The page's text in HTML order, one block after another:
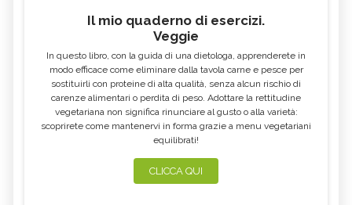
Il mio quaderno di esercizi.
Veggie
In questo libro, con la guida di una dietologa, apprenderete in
modo efficace come eliminare dalla tavola carne e pesce per
sostituirli con proteine di alta qualità, senza alcun rischio di
carenze alimentari o perdita di peso. Adottare la rettitudine
vegetariana non significa rinunciare al gusto o alla varietà:
scoprirete come mantenervi in forma grazie a menu vegetariani
equilibrati!
CLICCA QUI